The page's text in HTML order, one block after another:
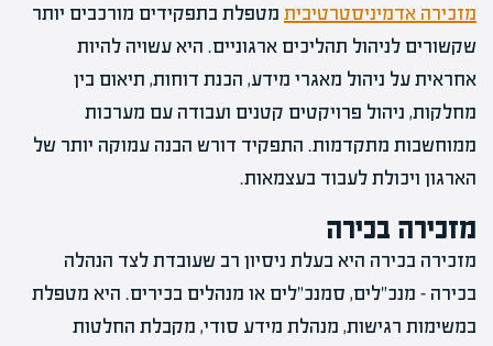
מזכירה אדמיניסטרטיבית מטפלת בתפקידים מורכבים יותר
שקשורים לניהול תהליכים ארגוניים. היא עשויה להיות
אחראית על ניהול מאגרי מידע, הכנת דוחות, תיאום בין
מחלקות, ניהול פרויקטים קטנים ועבודה עם מערכות
ממוחשבות מתקדמות. התפקיד דורש הבנה עמוקה יותר של
הארגון ויכולת לעבוד בעצמאות.
מזכירה בכירה
מזכירה בכירה היא בעלת ניסיון רב שעובדת לצד הנהלה
בכירה – מנכ"לים, סמנכ"לים או מנהלים בכירים. היא מטפלת
במשימות רגישות, מנהלת מידע סודי, מקבלת החלטות